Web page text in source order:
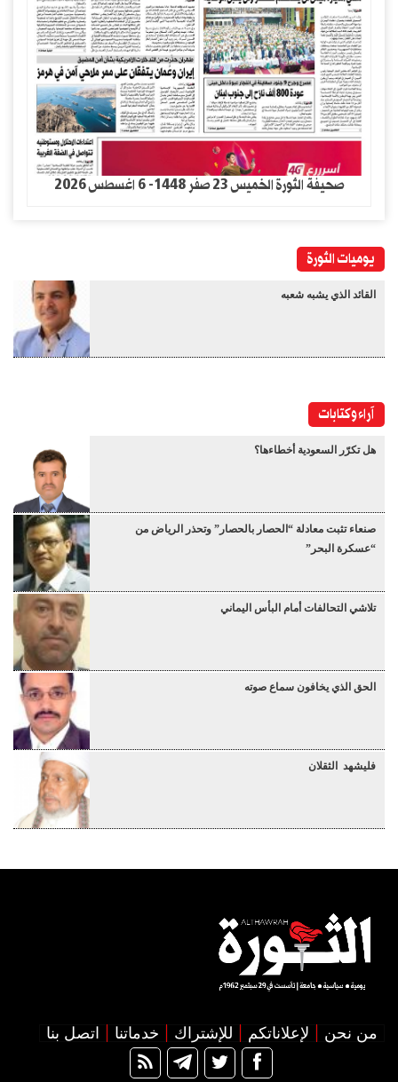
صحيفة الثورة الخميس 23 صفر 1448- 6 اغسطس 2026
يوميات الثورة
القائد الذي يشبه شعبه
آراء وكتابات
هل تكرّر السعودية أخطاءها؟
صنعاء تثبت معادلة “الحصار بالحصار” وتحذر الرياض من
“عسكرة البحر”
تلاشي التحالفات أمام البأس اليماني
الحق الذي يخافون سماع صوته
فليشهد الثقلان
من نحن لإعلاناتكم للإشتراك خدماتنا اتصل بنا